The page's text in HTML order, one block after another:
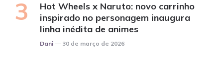
Hot Wheels x Naruto: novo carrinho
inspirado no personagem inaugura
linha inédita de animes
Posted
Dani 30 de março de 2026